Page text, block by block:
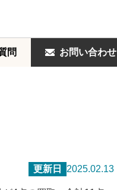
問 お問い合わせ
更新日 2025.02.13